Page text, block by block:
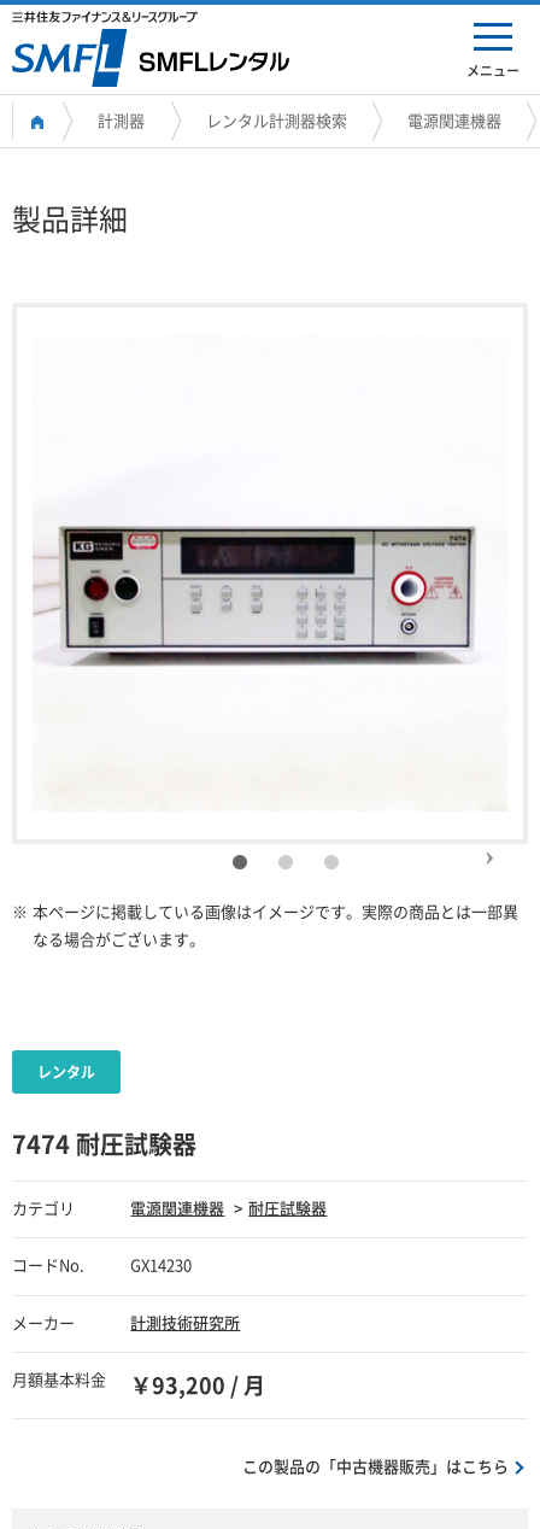
メニュー
計測器 レンタル計測器検索 電源関連機器
製品詳細
※ 本ページに掲載している画像はイメージです。実際の商品とは一部異
なる場合がございます。
7474 耐圧試験器
カテゴリ 電源関連機器 耐圧試験器
コードNo. GX14230
メーカー 計測技術研究所
月額基本料金 ￥93,200 / 月
この製品の「中古機器販売」はこちら